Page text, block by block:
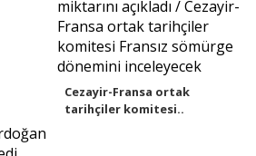
Cezayir-Fransa ortak
tarihçiler komitesi..